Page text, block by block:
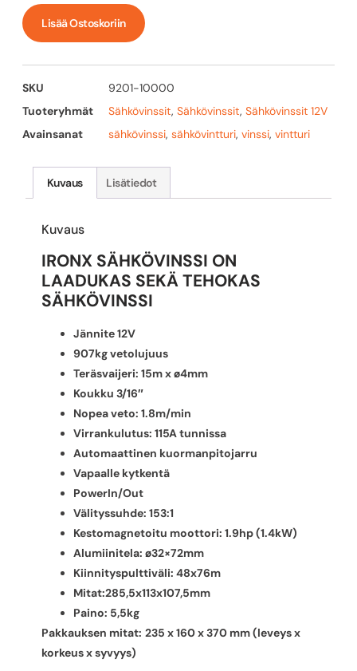
Lisää Ostoskoriin
SKU
9201-10000
Tuoteryhmät
Sähkövinssit, Sähkövinssit, Sähkövinssit 12V
Avainsanat
sähkövinssi, sähkövintturi, vinssi, vintturi
Kuvaus Lisätiedot
Kuvaus
IRONX SÄHKÖVINSSI ON
LAADUKAS SEKÄ TEHOKAS
SÄHKÖVINSSI
Jännite 12V
907kg vetolujuus
Teräsvaijeri: 15m x ø4mm
Koukku 3/16″
Nopea veto: 1.8m/min
Virrankulutus: 115A tunnissa
Automaattinen kuormanpitojarru
Vapaalle kytkentä
PowerIn/Out
Välityssuhde: 153:1
Kestomagnetoitu moottori: 1.9hp (1.4kW)
Alumiinitela: ø32×72mm
Kiinnityspulttiväli: 48x76m
Mitat:285,5x113x107,5mm
Paino: 5,5kg
Pakkauksen mitat: 235 x 160 x 370 mm (leveys x
korkeus x syvyys)